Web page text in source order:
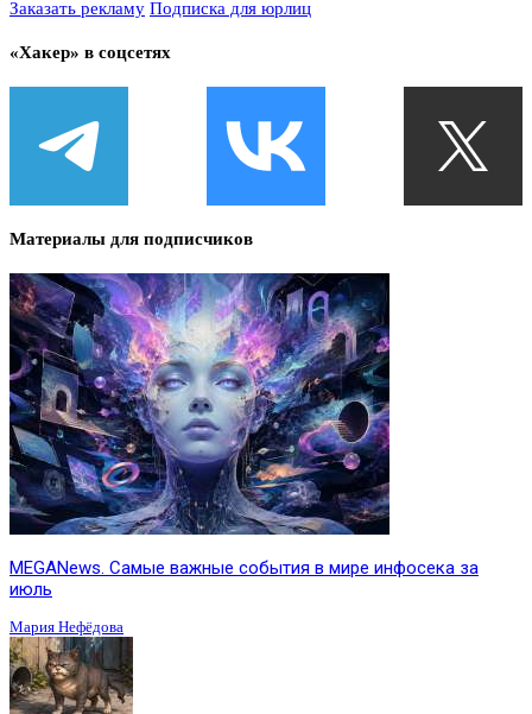
Заказать рекламу Подписка для юрлиц
«Хакер» в соцсетях
Материалы для подписчиков
MEGANews. Cамые важные события в мире инфосека за
июль
Мария Нефёдова